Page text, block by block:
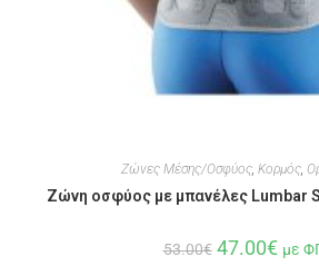
Ζώνες Μέσης/Οσφύος, Κορμός,
Ζώνη οσφύος με μπανέλες Lumbar
53.00€ 47.00€ με